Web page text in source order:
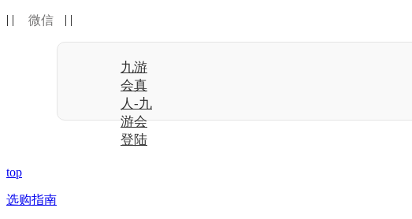
| | 微信 | |
九游
会真
人-九
游会
登陆
top
选购指南